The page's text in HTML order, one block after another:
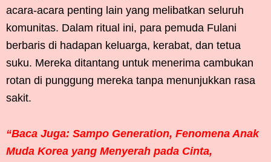
acara-acara penting lain yang melibatkan seluruh
komunitas. Dalam ritual ini, para pemuda Fulani
berbaris di hadapan keluarga, kerabat, dan tetua
suku. Mereka ditantang untuk menerima cambukan
rotan di punggung mereka tanpa menunjukkan rasa
sakit.
“Baca Juga: Sampo Generation, Fenomena Anak
Muda Korea yang Menyerah pada Cinta,